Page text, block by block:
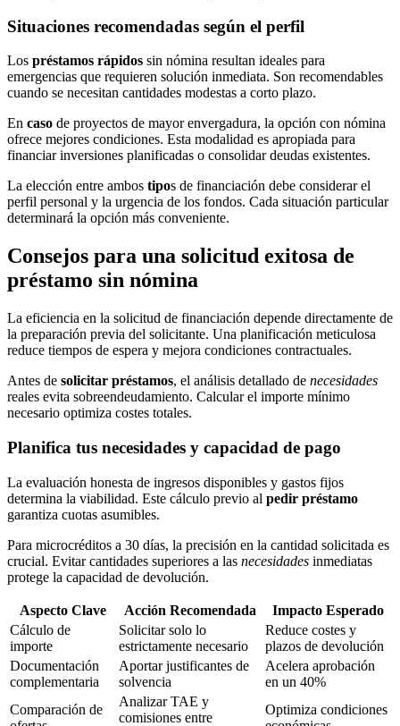
Situaciones recomendadas según el perfil
Los préstamos rápidos sin nómina resultan ideales para
emergencias que requieren solución inmediata. Son recomendables
cuando se necesitan cantidades modestas a corto plazo.
En caso de proyectos de mayor envergadura, la opción con nómina
ofrece mejores condiciones. Esta modalidad es apropiada para
financiar inversiones planificadas o consolidar deudas existentes.
La elección entre ambos tipos de financiación debe considerar el
perfil personal y la urgencia de los fondos. Cada situación particular
determinará la opción más conveniente.
Consejos para una solicitud exitosa de
préstamo sin nómina
La eficiencia en la solicitud de financiación depende directamente de
la preparación previa del solicitante. Una planificación meticulosa
reduce tiempos de espera y mejora condiciones contractuales.
Antes de solicitar préstamos, el análisis detallado de necesidades
reales evita sobreendeudamiento. Calcular el importe mínimo
necesario optimiza costes totales.
Planifica tus necesidades y capacidad de pago
La evaluación honesta de ingresos disponibles y gastos fijos
determina la viabilidad. Este cálculo previo al pedir préstamo
garantiza cuotas asumibles.
Para microcréditos a 30 días, la precisión en la cantidad solicitada es
crucial. Evitar cantidades superiores a las necesidades inmediatas
protege la capacidad de devolución.
Aspecto Clave Acción Recomendada
Impacto Esperado
Cálculo de
importe
Solicitar solo lo
estrictamente necesario
Reduce costes y
plazos de devolución
Documentación
complementaria
Aportar justificantes de
solvencia
Acelera aprobación
en un 40%
Comparación de
Analizar TAE y
comisiones entre
Optimiza condiciones